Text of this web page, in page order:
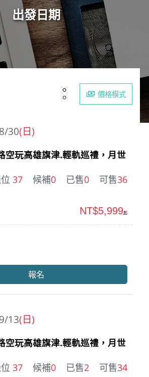
出發日期
價格模式
30(日)
空玩高雄旗津.輕軌巡禮，月世
37 候補0 已售0 可售36
NT$5,999起
報名
13(日)
空玩高雄旗津.輕軌巡禮，月世
37 候補0 已售2 可售34